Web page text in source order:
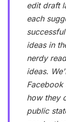
edit draft
each
ideas in
nerdy
ideas.
how they
public